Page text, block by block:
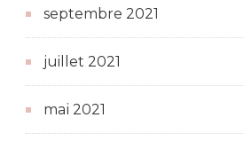
septembre 2021
juillet 2021
mai 2021